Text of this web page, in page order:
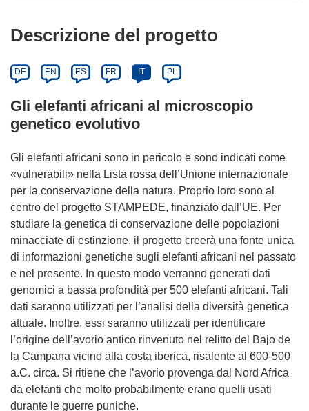
Descrizione del progetto
DE EN ES FR IT PL
Gli elefanti africani al microscopio
genetico evolutivo
Gli elefanti africani sono in pericolo e sono indicati come
«vulnerabili» nella Lista rossa dell’Unione internazionale
per la conservazione della natura. Proprio loro sono al
centro del progetto STAMPEDE, finanziato dall’UE. Per
studiare la genetica di conservazione delle popolazioni
minacciate di estinzione, il progetto creerà una fonte unica
di informazioni genetiche sugli elefanti africani nel passato
e nel presente. In questo modo verranno generati dati
genomici a bassa profondità per 500 elefanti africani. Tali
dati saranno utilizzati per l’analisi della diversità genetica
attuale. Inoltre, essi saranno utilizzati per identificare
l’origine dell’avorio antico rinvenuto nel relitto del Bajo de
la Campana vicino alla costa iberica, risalente al 600-500
a.C. circa. Si ritiene che l’avorio provenga dal Nord Africa
da elefanti che molto probabilmente erano quelli usati
durante le guerre puniche.